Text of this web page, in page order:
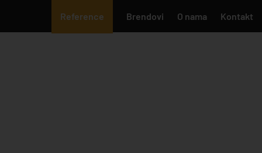
Reference Brendovi O nama Kontakt